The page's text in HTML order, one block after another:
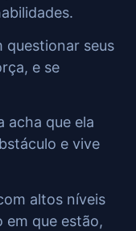
questionar seus
e se
acha que ela
e vive
altos níveis
em que estão,